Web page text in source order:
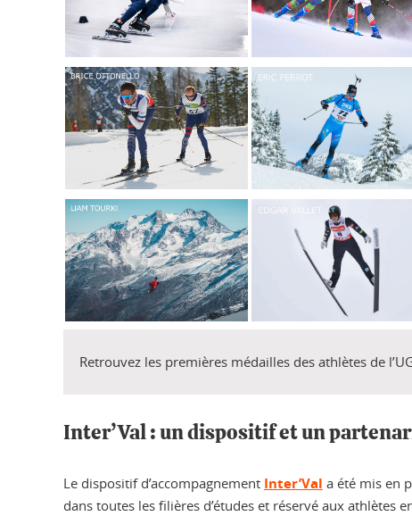
Retrouvez les premières médailles des athlètes de
Inter’Val : un dispositif et un
Le dispositif d’accompagnement Inter’Val a été mis en
dans toutes les filières d’études et réservé aux athlètes